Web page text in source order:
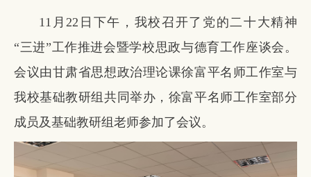
11月22日下午，我校召开了党的二十大精神
“三进”工作推进会暨学校思政与德育工作座谈会。
会议由甘肃省思想政治理论课徐富平名师工作室与
我校基础教研组共同举办，徐富平名师工作室部分
成员及基础教研组老师参加了会议。